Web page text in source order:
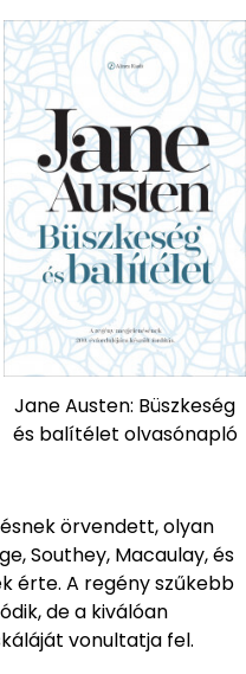
Jane Austen: Büszkeség
és balítélet olvasónapló
örvendett, olyan
Southey, Macaulay, és
érte. A regény szűkebb
de a kiválóan
vonultatja fel.